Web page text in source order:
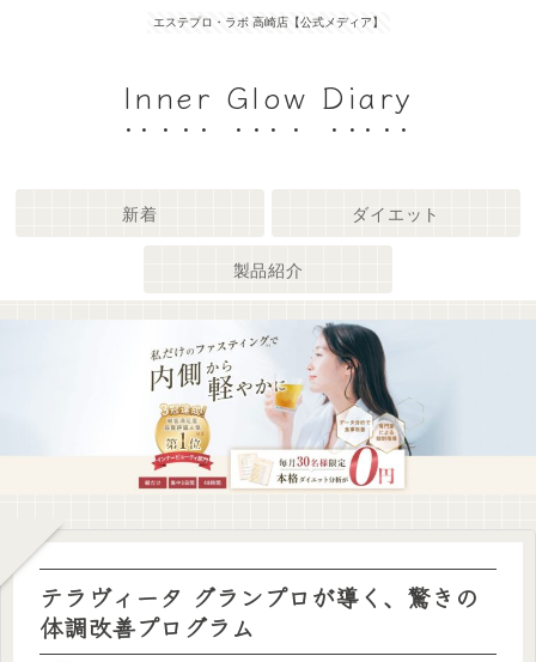
エステプロ・ラボ 高崎店【公式メディア】
Inner Glow Diary
新着 ダイエット
製品紹介
テラヴィータ グランプロが導く、驚きの
体調改善プログラム